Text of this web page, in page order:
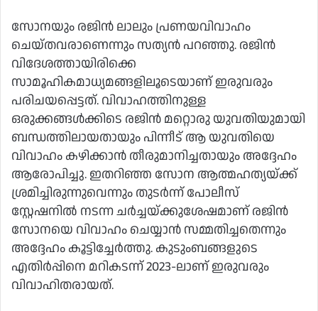
സോനയും രജിന്‍ ലാലും പ്രണയവിവാഹം
ചെയ്തവരാണെന്നും സത്യന്‍ പറഞ്ഞു. രജിന്‍
വിദേശത്തായിരിക്കെ
സാമൂഹികമാധ്യമങ്ങളിലൂടെയാണ് ഇരുവരും
പരിചയപ്പെട്ടത്. വിവാഹത്തിനുള്ള
ഒരുക്കങ്ങള്‍ക്കിടെ രജിന്‍ മറ്റൊരു യുവതിയുമായി
ബന്ധത്തിലായതായും പിന്നീട് ആ യുവതിയെ
വിവാഹം കഴിക്കാന്‍ തീരുമാനിച്ചതായും അദ്ദേഹം
ആരോപിച്ചു. ഇതറിഞ്ഞ സോന ആത്മഹത്യയ്ക്ക്
ശ്രമിച്ചിരുന്നുവെന്നും തുടര്‍ന്ന് പോലീസ്
സ്റ്റേഷനില്‍ നടന്ന ചര്‍ച്ചയ്ക്കുശേഷമാണ് രജിന്‍
സോനയെ വിവാഹം ചെയ്യാന്‍ സമ്മതിച്ചതെന്നും
അദ്ദേഹം കൂട്ടിച്ചേർത്തു. കുടുംബങ്ങളുടെ
എതിർപ്പിനെ മറികടന്ന് 2023-ലാണ് ഇരുവരും
വിവാഹിതരായത്.